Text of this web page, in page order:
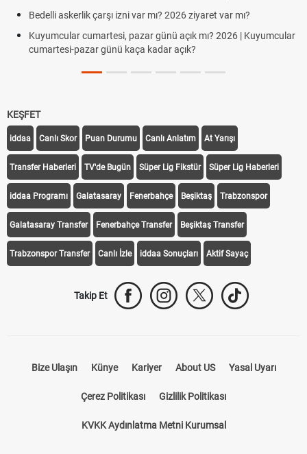
Bedelli askerlik çarşı izni var mı? 2026 ziyaret var mı?
Kuyumcular cumartesi, pazar günü açık mı? 2026 | Kuyumcular
cumartesi-pazar günü kaça kadar açık?
KEŞFET
iddaa Canlı Skor Puan Durumu Canlı Anlatım At Yarışı
Transfer Haberleri TV'de Bugün Süper Lig Fikstür Süper Lig Haberleri
iddaa Programı Galatasaray Fenerbahçe Beşiktaş Trabzonspor
Galatasaray Transfer Fenerbahçe Transfer Beşiktaş Transfer
Trabzonspor Transfer Canlı İzle iddaa Sonuçları Aktif Sayaç
Takip Et
Bize Ulaşın Künye Kariyer About US Yasal Uyarı
Çerez Politikası Gizlilik Politikası
KVKK Aydınlatma Metni Kurumsal